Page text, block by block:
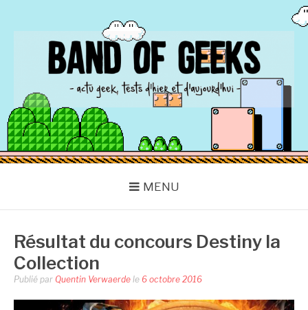
BAND OF GEEKS
Actu Geek d'hier et d'aujourd'hui
MENU
Résultat du concours Destiny la
Collection
Publié par Quentin Verwaerde le 6 octobre 2016